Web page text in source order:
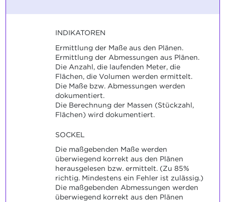
INDIKATOREN
Ermittlung der Maße aus den Plänen.
Ermittlung der Abmessungen aus Plänen.
Die Anzahl, die laufenden Meter, die
Flächen, die Volumen werden ermittelt.
Die Maße bzw. Abmessungen werden
dokumentiert.
Die Berechnung der Massen (Stückzahl,
Flächen) wird dokumentiert.
SOCKEL
Die maßgebenden Maße werden
überwiegend korrekt aus den Plänen
herausgelesen bzw. ermittelt. (Zu 85%
richtig. Mindestens ein Fehler ist zulässig.)
Die maßgebenden Abmessungen werden
überwiegend korrekt aus den Plänen